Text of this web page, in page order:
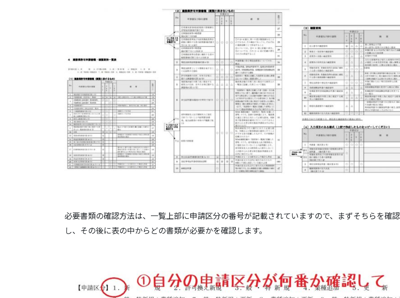
必要書類の確認方法は、一覧上部に申請区分の番号が記載されていますので、まずそちらを確認
し、その後に表の中からどの書類が必要かを確認します。